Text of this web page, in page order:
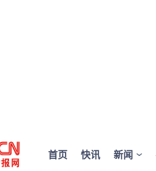
首页 快讯 新闻